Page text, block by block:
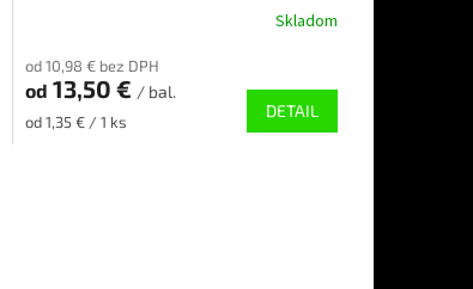
Skladom
od 10,98 € bez DPH
od 13,50 € / bal.
Jednotková
od 1,35 € / 1 ks
DETAIL